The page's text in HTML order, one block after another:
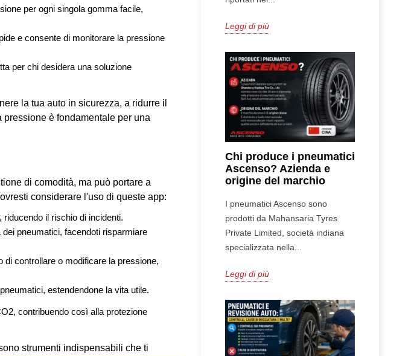
per ogni singola gomma facile,
e consente di monitorare la pressione
per chi desidera una soluzione
la tua auto in sicurezza, a ridurre il
è fondamentale per una
di comodità, ma può portare a
considerare l'uso di queste app:
il rischio di incidenti.
pneumatici, facendoti risparmiare
di controllare o modificare la pressione,
estendendone la vita utile.
contribuendo così alla protezione
strumenti indispensabili che ti
Leggi di più
Chi produce i pneumatici
Ascenso? Azienda e
origine del marchio
I pneumatici Ascenso sono
prodotti da Mahansaria Tyres
Private Limited, società indiana
specializzata nella...
Leggi di più